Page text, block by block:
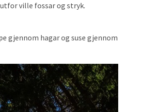
ville fossar og stryk.
gjennom hagar og suse gjennom